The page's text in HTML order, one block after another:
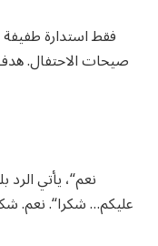
فقط استدارة
نعم“، يأتي الرد
عليكم… شكرا“. نعم.